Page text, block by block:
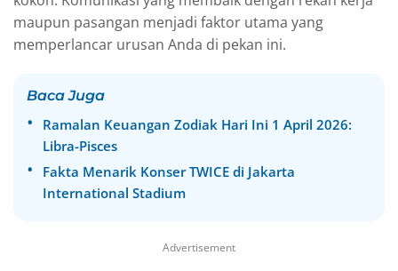
maupun pasangan menjadi faktor utama yang
memperlancar urusan Anda di pekan ini.
Baca Juga
Ramalan Keuangan Zodiak Hari Ini 1 April 2026:
Libra-Pisces
Fakta Menarik Konser TWICE di Jakarta
International Stadium
Advertisement